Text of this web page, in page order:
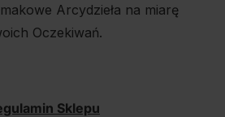
Arcydzieła na miarę
Oczekiwań.
Sklepu